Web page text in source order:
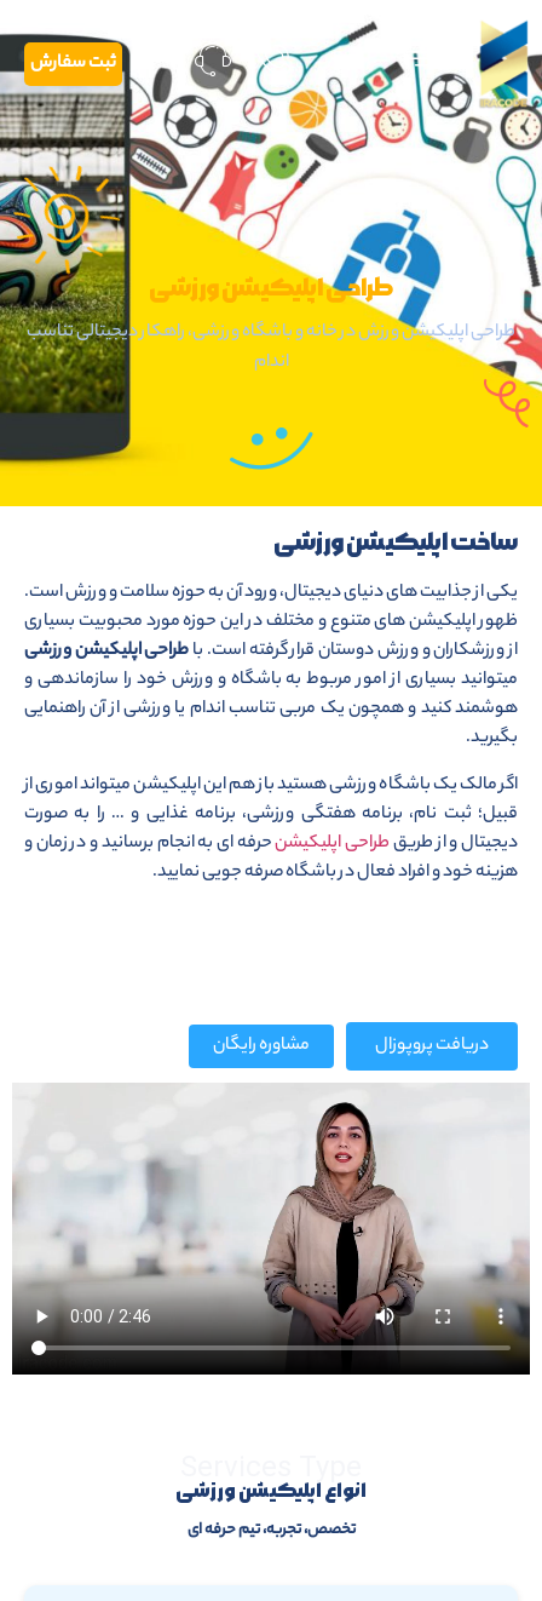
ثبت سفارش
طراحی اپلیکیشن ورزشی
طراحی اپلیکیشن ورزش در خانه و باشگاه ورزشی، راهکار دیجیتالی تناسب
اندام
ساخت اپلیکیشن ورزشی
یکی از جذابیت های دنیای دیجیتال، ورود آن به حوزه سلامت و ورزش است.
ظهور اپلیکیشن های متنوع و مختلف در این حوزه مورد محبوبیت بسیاری
از ورزشکاران و ورزش دوستان قرار گرفته است. باطراحی اپلیکیشن ورزشی
میتوانید بسیاری از امور مربوط به باشگاه و ورزش خود را سازماندهی و
هوشمند کنید و همچون یک مربی تناسب اندام یا ورزشی از آن راهنمایی
بگیرید.
اگر مالک یک باشگاه ورزشی هستید باز هم این اپلیکیشن میتواند اموری از
قبیل؛ ثبت نام، برنامه هفتگی ورزشی، برنامه غذایی و … را به صورت
دیجیتال و از طریقطراحی اپلیکیشنحرفه ای به انجام برسانید و در زمان و
هزینه خود و افراد فعال در باشگاه صرفه جویی نمایید.
دریافت پروپوزال مشاوره رایگان
انواع اپلیکیشن ورزشی
تخصص، تجربه، تیم حرفه ای